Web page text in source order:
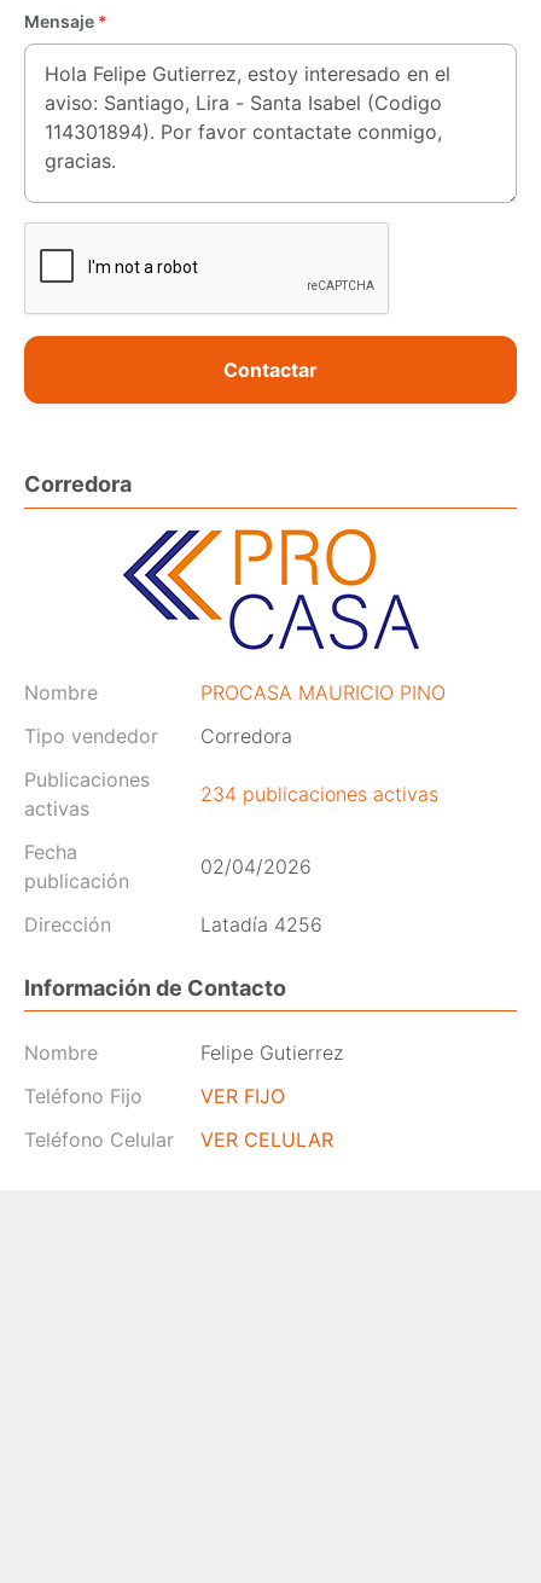
Mensaje *
Contactar
Corredora
Nombre
PROCASA MAURICIO PINO
Tipo vendedor
Corredora
Publicaciones
activas
234 publicaciones activas
Fecha
publicación
02/04/2026
Dirección Latadía 4256
Información de Contacto
Nombre
Felipe Gutierrez
Teléfono Fijo
VER FIJO
Teléfono Celular
VER CELULAR